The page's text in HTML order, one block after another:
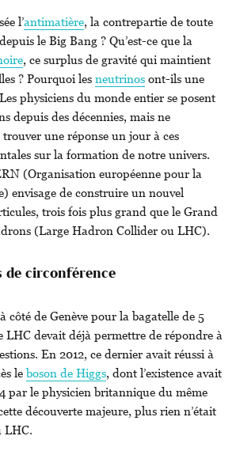
l’antimatière, la contrepartie de toute
le Big Bang ? Qu’est-ce que la
, ce surplus de gravité qui maintient
? Pourquoi lesneutrinosont-ils une
physiciens du monde entier se posent
depuis des décennies, mais ne
trouver une réponse un jour à ces
sur la formation de notre univers.
(Organisation européenne pour la
envisage de construire un nouvel
trois fois plus grand que le Grand
(Large Hadron Collider ou LHC).
de circonférence
côté de Genève pour la bagatelle de 5
LHC devait déjà permettre de répondre à
En 2012, ce dernier avait réussi à
leboson de Higgs, dont l’existence avait
par le physicien britannique du même
découverte majeure, plus rien n’était
LHC.